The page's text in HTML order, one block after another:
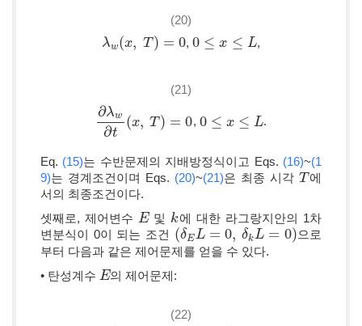
(20)
λw(x, T ) = 0
λw(x,T =0 ,0 ≤ x ≤ L
0≤x≤ L ,
(21)
∂λw
∂t
(x, T ) = 0
∂λw∂t(x,T )=0 , 0 ≤ x ≤ L
0≤x≤ L .
Eq. (15)는 수반문제의 지배방정식이고 Eqs. (16)~(1
9)는 경계조건이며 Eqs. (20)~(21)은 최종 시각 T
T 에
서의 최종조건이다.
셋째로, 제어변수 E
E및 k
k 에 대한 라그랑지안의 1차
변분식이 0이 되는 조건 (δEL = 0, δkL = 0)
(δEL= 0,δ kL =0)
으로
부터 다음과 같은 제어문제를 얻을 수 있다.
• 탄성계수 E
E의 제어문제:
(22)